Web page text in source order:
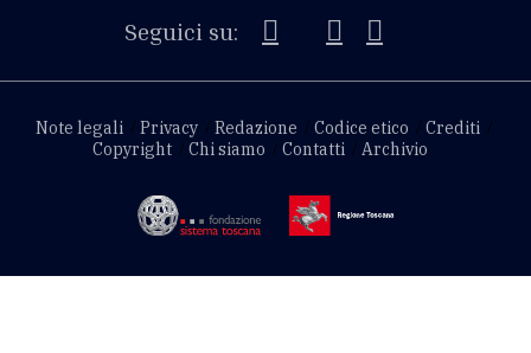
Seguici su:
Note legali Privacy Redazione Codice etico
Crediti
Copyright
Chi siamo Contatti Archivio